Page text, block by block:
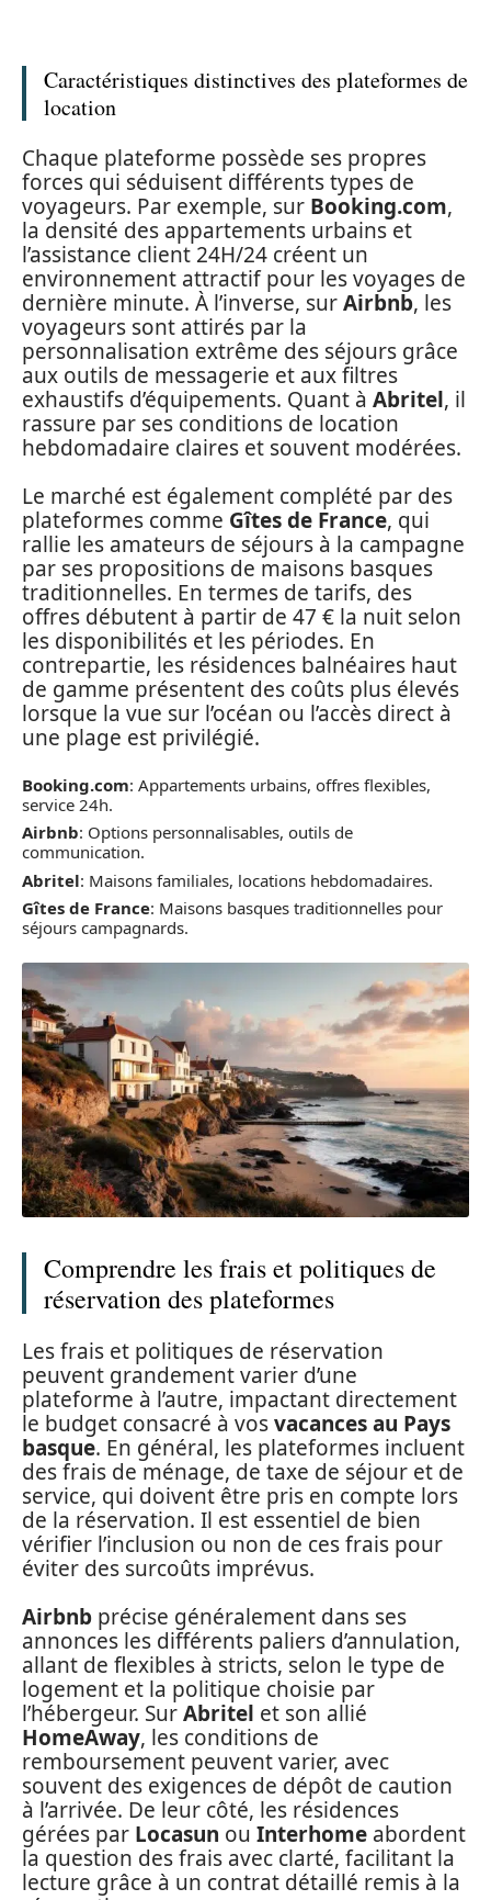
Caractéristiques distinctives des plateformes de
location
Chaque plateforme possède ses propres
forces qui séduisent différents types de
voyageurs. Par exemple, sur Booking.com,
la densité des appartements urbains et
l’assistance client 24H/24 créent un
environnement attractif pour les voyages de
dernière minute. À l’inverse, surAirbnb, les
voyageurs sont attirés par la
personnalisation extrême des séjours grâce
aux outils de messagerie et aux filtres
exhaustifs d’équipements. Quant à Abritel, il
rassure par ses conditions de location
hebdomadaire claires et souvent modérées.
Le marché est également complété par des
plateformes comme Gîtes de France, qui
rallie les amateurs de séjours à la campagne
par ses propositions de maisons basques
traditionnelles. En termes de tarifs, des
offres débutent à partir de 47 € la nuit selon
les disponibilités et les périodes. En
contrepartie, les résidences balnéaires haut
de gamme présentent des coûts plus élevés
lorsque la vue sur l’océan ou l’accès direct à
une plage est privilégié.
Booking.com: Appartements urbains, offres flexibles,
service 24h.
Airbnb: Options personnalisables, outils de
communication.
Abritel: Maisons familiales, locations hebdomadaires.
Gîtes de France: Maisons basques traditionnelles pour
séjours campagnards.
Comprendre les frais et politiques de
réservation des plateformes
Les frais et politiques de réservation
peuvent grandement varier d’une
plateforme à l’autre, impactant directement
le budget consacré à vosvacances au Pays
basque. En général, les plateformes incluent
des frais de ménage, de taxe de séjour et de
service, qui doivent être pris en compte lors
de la réservation. Il est essentiel de bien
vérifier l’inclusion ou non de ces frais pour
éviter des surcoûts imprévus.
Airbnb précise généralement dans ses
annonces les différents paliers d’annulation,
allant de flexibles à stricts, selon le type de
logement et la politique choisie par
l’hébergeur. SurAbritel et son allié
HomeAway, les conditions de
remboursement peuvent varier, avec
souvent des exigences de dépôt de caution
à l’arrivée. De leur côté, les résidences
gérées par Locasun ou Interhome abordent
la question des frais avec clarté, facilitant la
lecture grâce à un contrat détaillé remis à la